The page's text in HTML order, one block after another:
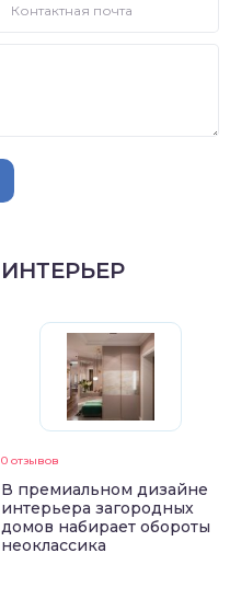
ИНТЕРЬЕР
0 отзывов
В премиальном дизайне
интерьера загородных
домов набирает обороты
неоклассика